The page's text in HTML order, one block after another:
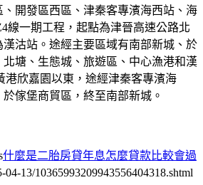
開發區西區、津秦客專濱海西站、海
線一期工程，起點為津晉高速公路北
沽站。途經主要區域有南部新城、於
塘、生態城、旅遊區、中心漁港和漢
港欣嘉園以東，途經津秦客專濱海
傢堡商貿區，終至南部新城。
什麼是二胎房貸年息怎麼貸款比較會過
04-13/10365993209943556404318.shtml